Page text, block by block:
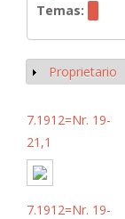
Temas:
Mostrar
Proprietario
7.1912=Nr. 19-
21,1
7.1912=Nr. 19-